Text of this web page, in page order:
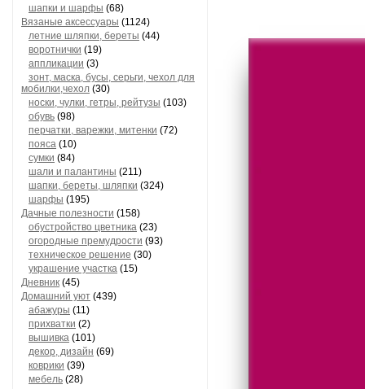
шапки и шарфы (68)
Вязаные аксессуары (1124)
летние шляпки, береты (44)
воротнички (19)
аппликации (3)
зонт, маска, бусы, серьги, чехол для
мобилки,чехол (30)
носки, чулки, гетры, рейтузы (103)
обувь (98)
перчатки, варежки, митенки (72)
пояса (10)
сумки (84)
шали и палантины (211)
шапки, береты, шляпки (324)
шарфы (195)
Дачные полезности (158)
обустройство цветника (23)
огородные премудрости (93)
техническое решение (30)
украшение участка (15)
Дневник (45)
Домашний уют (439)
абажуры (11)
прихватки (2)
вышивка (101)
декор, дизайн (69)
коврики (39)
мебель (28)